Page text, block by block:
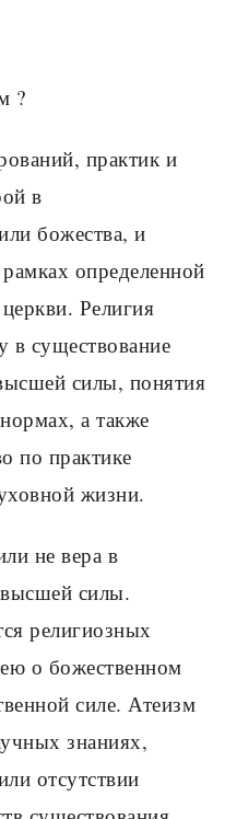
?
практик и
в
божества, и
определенной
Религия
в существование
силы, понятия
а также
по практике
жизни.
не вера в
силы.
религиозных
о божественном
силе. Атеизм
знаниях,
отсутствии